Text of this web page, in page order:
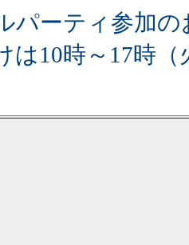
パーティ参加
は10時～17時